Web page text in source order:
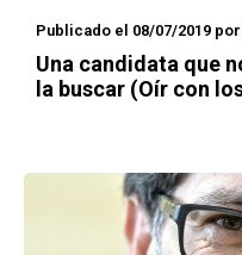
Publicado el 08/07/2019 por
Una candidata que
la buscar (Oír con